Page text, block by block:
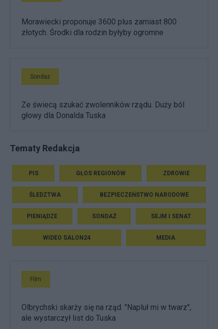
Morawiecki proponuje 3600 plus zamiast 800
złotych. Środki dla rodzin byłyby ogromne
Sondaż
Ze świecą szukać zwolenników rządu. Duży ból
głowy dla Donalda Tuska
Tematy Redakcja
PIS GŁOS REGIONÓW ZDROWIE
ŚLEDZTWA BEZPIECZEŃSTWO NARODOWE
PIENIĄDZE SONDAŻ SEJM I SENAT
WIDEO SALON24 MEDIA
Film
Olbrychski skarży się na rząd. "Napluł mi w twarz",
ale wystarczył list do Tuska